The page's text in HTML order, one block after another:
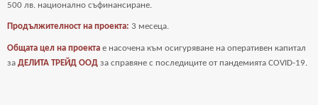
500 лв. национално съфинансиране.
Продължителност на проекта: 3 месеца.
Общата цел на проекта е насочена към осигуряване на оперативен капитал
за ДЕЛИТА ТРЕЙД ООД за справяне с последиците от пандемията COVID-19.